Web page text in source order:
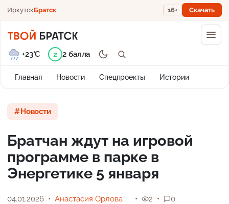
ИркутскБратск 16+ Скачать
Главная Новости Спецпроекты Истории
+23°C 2 2 балла
Новости
Братчан ждут на игровой
программе в парке в
Энергетике 5 января
04.01.2026 Анастасия Орлова 2 0